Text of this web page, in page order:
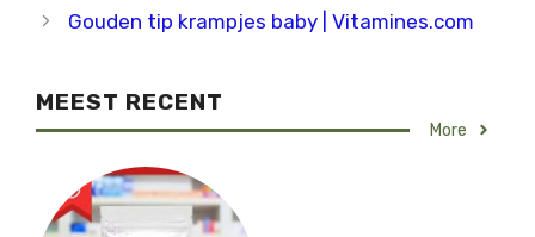
Gouden tip krampjes baby | Vitamines.com
MEEST RECENT
More